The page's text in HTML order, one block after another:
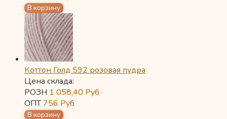
Коттон Голд 592 розовая пудра
Цена склада:
РОЗН 1 058,40 Руб
ОПТ756 Руб